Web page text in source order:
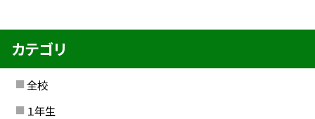
カテゴリ
全校
１年生